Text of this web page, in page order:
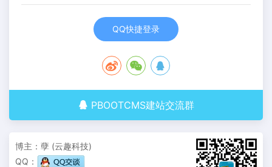
QQ快捷登录
PBOOTCMS建站交流群
博主：孽 (云趣科技)
QQ：